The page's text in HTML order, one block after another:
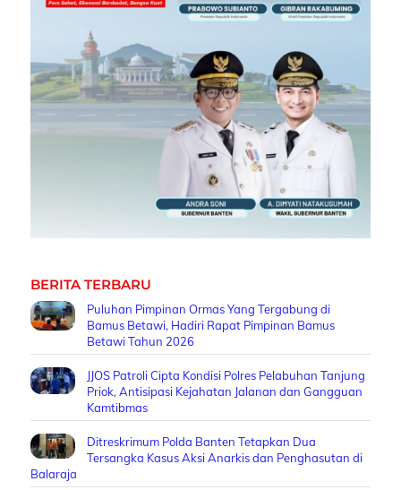
BERITA TERBARU
Puluhan Pimpinan Ormas Yang Tergabung di
Bamus Betawi, Hadiri Rapat Pimpinan Bamus
Betawi Tahun 2026
JJOS Patroli Cipta Kondisi Polres Pelabuhan Tanjung
Priok, Antisipasi Kejahatan Jalanan dan Gangguan
Kamtibmas
Ditreskrimum Polda Banten Tetapkan Dua
Tersangka Kasus Aksi Anarkis dan Penghasutan di
Balaraja